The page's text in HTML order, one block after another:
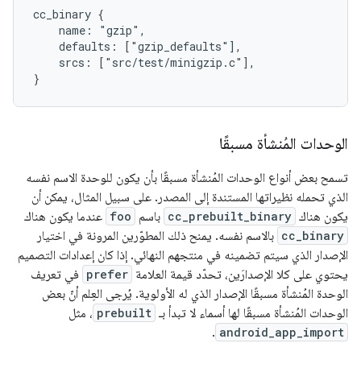
cc_binary {
    name: "gzip",
    defaults: ["gzip_defaults"],
    srcs: ["src/test/minigzip.c"],
الوحدات المُنشأة مسبقًا
تسمح بعض أنواع الوحدات المُنشأة مسبقًا بأن يكون للوحدة الاسم نفسه
الذي تحمله نظيراتها المستندة إلى المصدر. على سبيل المثال، يمكن أن
يكون هناك cc_prebuilt_binary باسم foo عندما يكون هناك
cc_binary بالاسم نفسه. يمنح ذلك المطوّرين المرونة في اختيار
الإصدار الذي سيتم تضمينه في منتجهم النهائي. إذا كان إعدادات التصميم
يحتوي على كلا الإصدارَين، تحدّد قيمة العلامة prefer في تعريف
الوحدة المُنشأة مسبقًا الإصدار الذي له الأولوية. يُرجى العِلم أنّ بعض
الوحدات المُنشأة مسبقًا لها أسماء لا تبدأ بـ prebuilt ، مثل
android_app_import
.